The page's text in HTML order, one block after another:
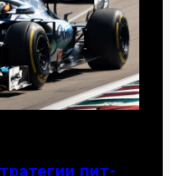
пит-